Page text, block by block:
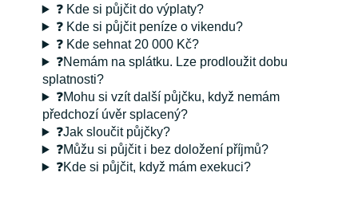
❓ Kde si půjčit do výplaty?
❓ Kde si půjčit peníze o vikendu?
❓ Kde sehnat 20 000 Kč?
❓Nemám na splátku. Lze prodloužit dobu
splatnosti?
❓Mohu si vzít další půjčku, když nemám
předchozí úvěr splacený?
❓Jak sloučit půjčky?
❓Můžu si půjčit i bez doložení příjmů?
❓Kde si půjčit, když mám exekuci?